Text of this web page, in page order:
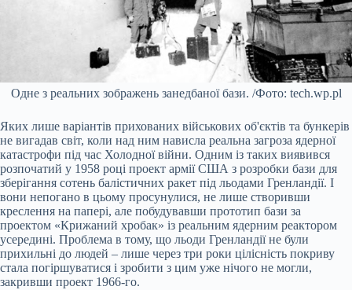
Одне з реальних зображень занедбаної бази. /Фото: tech.wp.pl
Яких лише варіантів прихованих військових об'єктів та бункерів
не вигадав світ, коли над ним нависла реальна загроза ядерної
катастрофи під час Холодної війни. Одним із таких виявився
розпочатий у 1958 році проект армії США з розробки бази для
зберігання сотень балістичних ракет під льодами Гренландії. І
вони непогано в цьому просунулися, не лише створивши
креслення на папері, але побудувавши прототип бази за
проектом «Крижаний хробак» із реальним ядерним реактором
усередині. Проблема в тому, що льоди Гренландії не були
прихильні до людей – лише через три роки цілісність покриву
стала погіршуватися і зробити з цим уже нічого не могли,
закривши проект 1966-го.